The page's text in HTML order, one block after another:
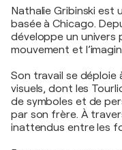
Nathalie Gribinski
basée à Chicago.
développe un univers
mouvement et
Son travail se déploie
visuels, dont les
de symboles et de
par son frère. À
inattendus entre les